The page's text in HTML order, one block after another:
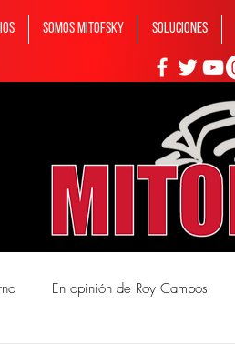
Somos MITOFSKY Soluciones
En opinión de Roy Campos